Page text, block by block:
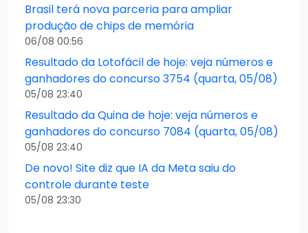
Brasil terá nova parceria para ampliar
produção de chips de memória
06/08 00:56
Resultado da Lotofácil de hoje: veja números e
ganhadores do concurso 3754 (quarta, 05/08)
05/08 23:40
Resultado da Quina de hoje: veja números e
ganhadores do concurso 7084 (quarta, 05/08)
05/08 23:40
De novo! Site diz que IA da Meta saiu do
controle durante teste
05/08 23:30